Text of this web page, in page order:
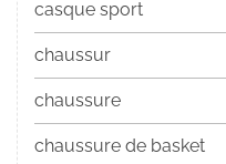
casque sport
chaussur
chaussure
chaussure de basket